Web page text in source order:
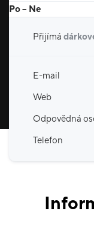
Po – Ne
Přijímá
E-mail
Web
Odpovědná
Telefon